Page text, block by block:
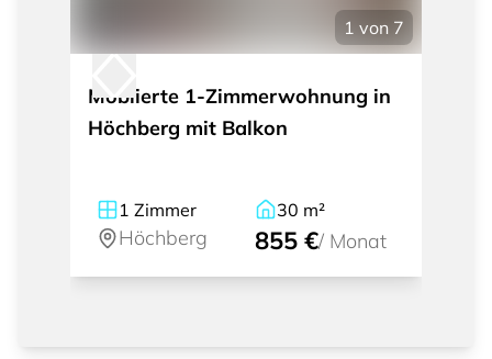
1 von 7
Möblierte 1-Zimmerwohnung in
Höchberg mit Balkon
1 Zimmer
Höchberg
30 m²
855 €/ Monat